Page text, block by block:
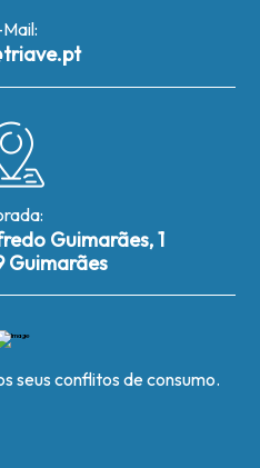
Guimarães, 1
Guimarães
seus conflitos de consumo.